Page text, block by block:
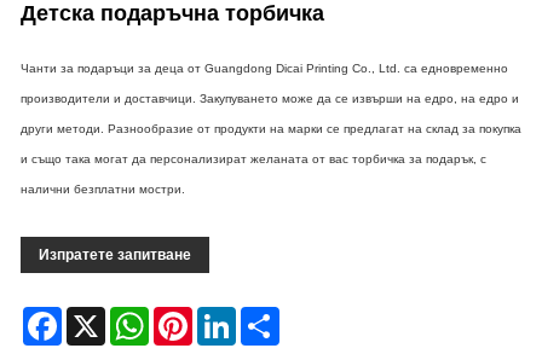
Детска подаръчна торбичка
Чанти за подаръци за деца от Guangdong Dicai Printing Co., Ltd. са едновременно
производители и доставчици. Закупуването може да се извърши на едро, на едро и
други методи. Разнообразие от продукти на марки се предлагат на склад за покупка
и също така могат да персонализират желаната от вас торбичка за подарък, с
налични безплатни мостри.
Изпратете запитване
Facebook WhatsAppPinterest LinkedIn